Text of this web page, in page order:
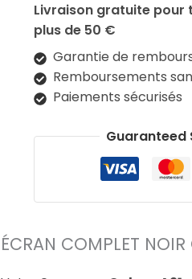
Livraison gratuite pour
plus de 50 €
Garantie de
Remboursements
Paiements sécurisés
Guaranteed
ÉCRAN COMPLET